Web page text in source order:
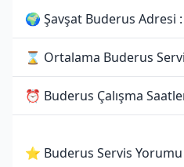
🌍 Şavşat Buderus Adresi :
⌛ Ortalama Buderus
⏰ Buderus Çalışma
⭐ Buderus Servis Yorumu